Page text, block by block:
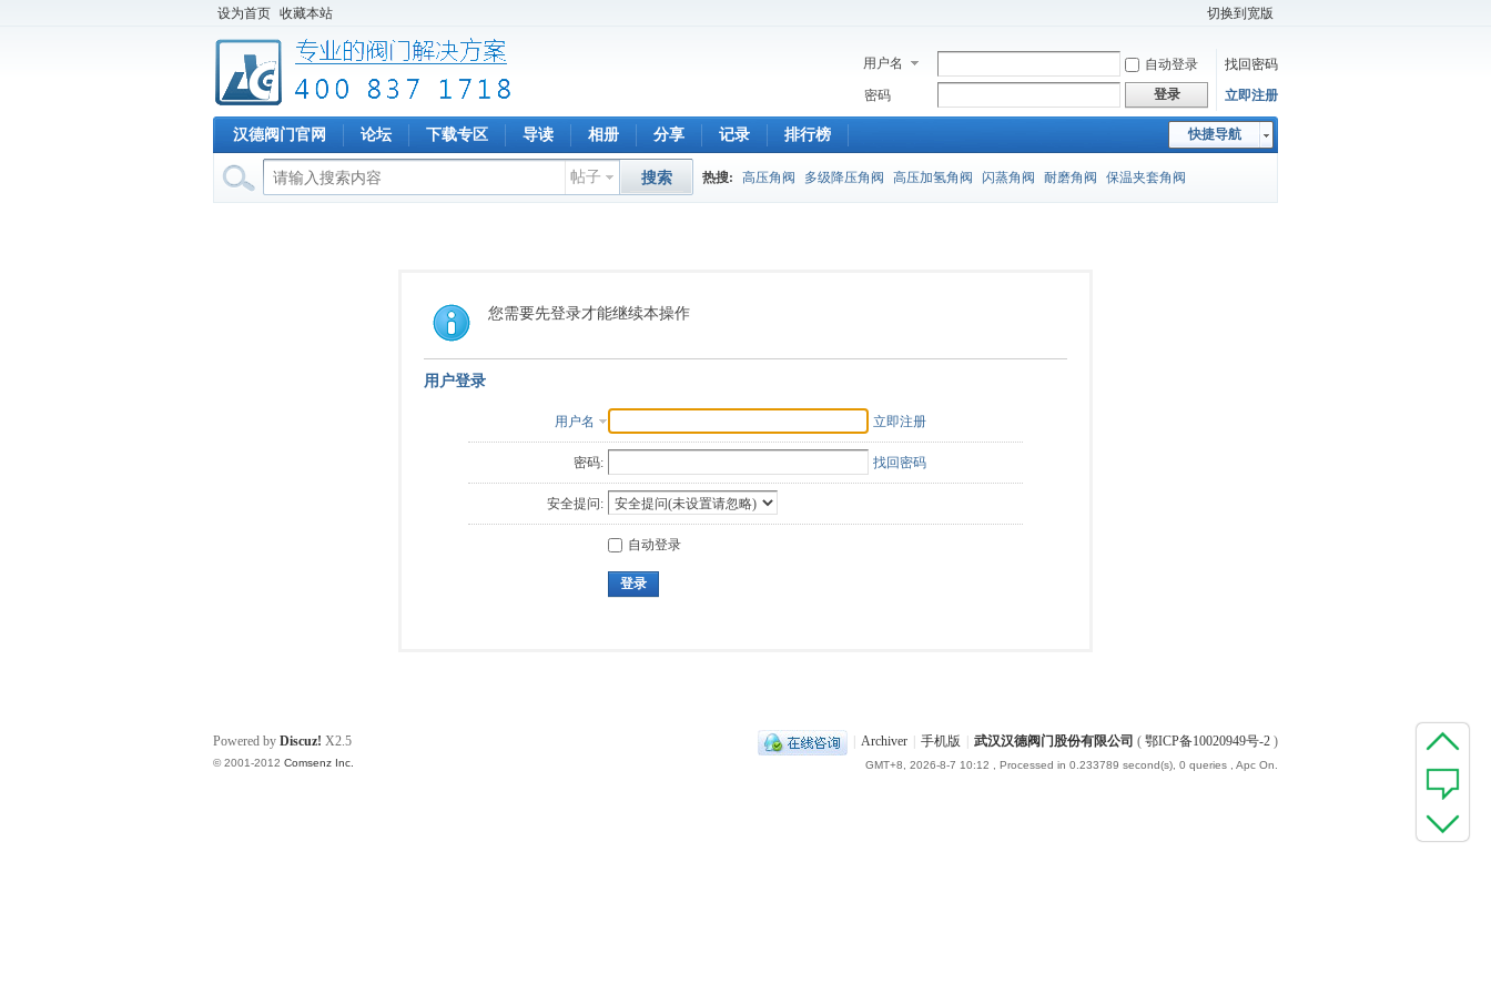
设为首页 收藏本站 切换到宽版
用户名 自动登录
找回密码
密码
登录 立即注册
快捷导航
汉德阀门官网 论坛 下载专区 导读 相册 分享 记录 排行榜
帖子 搜索 热搜: 高压角阀 多级降压角阀 高压加氢角阀 闪蒸角阀 耐磨角阀 保温夹套角阀
您需要先登录才能继续本操作
用户登录
用户名 立即注册
密码: 找回密码
安全提问:
自动登录
登录
Archiver 手机版 武汉汉德阀门股份有限公司 ( 鄂ICP备10020949号-2 )
GMT+8, 2026-8-7 10:12 , Processed in 0.233789 second(s), 0 queries , Apc On.
Powered by Discuz! X2.5
© 2001-2012 Comsenz Inc.